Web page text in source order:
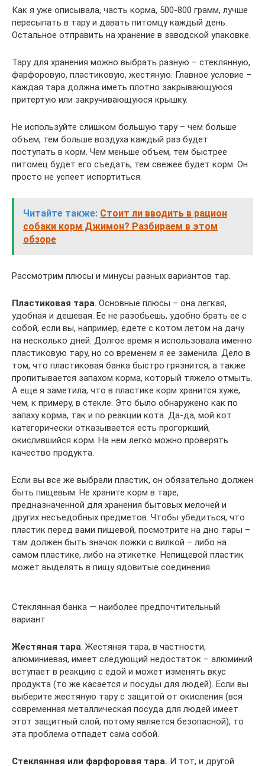
Как я уже описывала, часть корма, 500-800 грамм, лучше
пересыпать в тару и давать питомцу каждый день.
Остальное отправить на хранение в заводской упаковке.
Тару для хранения можно выбрать разную – стеклянную,
фарфоровую, пластиковую, жестяную. Главное условие –
каждая тара должна иметь плотно закрывающуюся
притертую или закручивающуюся крышку.
Не используйте слишком большую тару – чем больше
объем, тем больше воздуха каждый раз будет
поступать в корм. Чем меньше объем, тем быстрее
питомец будет его съедать, тем свежее будет корм. Он
просто не успеет испортиться.
Читайте также: Стоит ли вводить в рацион
собаки корм Джимон? Разбираем в этом
обзоре
Рассмотрим плюсы и минусы разных вариантов тар.
Пластиковая тара. Основные плюсы – она легкая,
удобная и дешевая. Ее не разобьешь, удобно брать ее с
собой, если вы, например, едете с котом летом на дачу
на несколько дней. Долгое время я использовала именно
пластиковую тару, но со временем я ее заменила. Дело в
том, что пластиковая банка быстро грязнится, а также
пропитывается запахом корма, который тяжело отмыть.
А еще я заметила, что в пластике корм хранится хуже,
чем, к примеру, в стекле. Это было обнаружено как по
запаху корма, так и по реакции кота. Да-да, мой кот
категорически отказывается есть прогоркший,
окислившийся корм. На нем легко можно проверять
качество продукта.
Если вы все же выбрали пластик, он обязательно должен
быть пищевым. Не храните корм в таре,
предназначенной для хранения бытовых мелочей и
других несъедобных предметов. Чтобы убедиться, что
пластик перед вами пищевой, посмотрите на дно тары –
там должен быть значок ложки с вилкой – либо на
самом пластике, либо на этикетке. Непищевой пластик
может выделять в пищу ядовитые соединения.
Стеклянная банка — наиболее предпочтительный
вариант
Жестяная тара. Жестяная тара, в частности,
алюминиевая, имеет следующий недостаток – алюминий
вступает в реакцию с едой и может изменять вкус
продукта (то же касается и посуды для людей). Если вы
выберите жестяную тару с защитой от окисления (вся
современная металлическая посуда для людей имеет
этот защитный слой, потому является безопасной), то
эта проблема отпадет сама собой.
Стеклянная или фарфоровая тара. И тот, и другой